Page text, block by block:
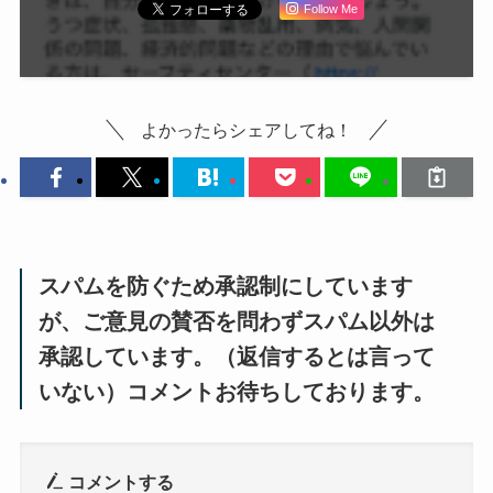
Follow Me
よかったらシェアしてね！
スパムを防ぐため承認制にしています
が、ご意見の賛否を問わずスパム以外は
承認しています。（返信するとは言って
いない）コメントお待ちしております。
コメントする